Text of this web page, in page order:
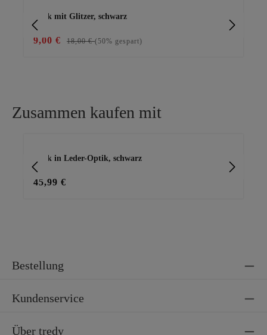
Rock mit Glitzer, schwarz
9,00 € 18,00 €(50% gespart)
Zusammen kaufen mit
Rock in Leder-Optik, schwarz
45,99 €
Bestellung
Kundenservice
Über tredy